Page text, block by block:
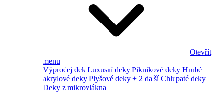
Otevřít
menu
Výprodej dek Luxusní deky Piknikové deky Hrubé
akrylové deky Plyšové deky + 2 další Chlupaté deky
Deky z mikrovlákna